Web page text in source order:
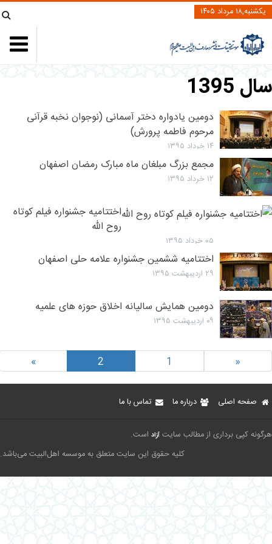
یکشنبه,۱۸ مرداد ۱۴۰۵
سال 1395
دومین یادواره دختر آسمانی (نوجوان نخبه قرآنی
مرحوم فاطمه پرورش)
۱۴ خرداد ۱۳۹۵
مجمع بزرگ مبلغان ماه مبارک رمضان اصفهان
۱۲ خرداد ۱۳۹۵
اختتامیه جشنواره فیلم کوتاه
روح الله
۰۵ خرداد ۱۳۹۵
اختتامیه ششمین جشنواره علامه حلی اصفهان
۲۹ اردیبهشت ۱۳۹۵
دومین همایش سالیانه اخلاق حوزه های علمیه
۰۹ اردیبهشت ۱۳۹۵
«
1
2
»
صفحه اصلی درباره ما تماس با ما
هرگونه کپی برداری از مطالب سایت آزاداست.
کلیه حقوق این سایت متعلق به موسسه اهل‌البیت می‌باشد.